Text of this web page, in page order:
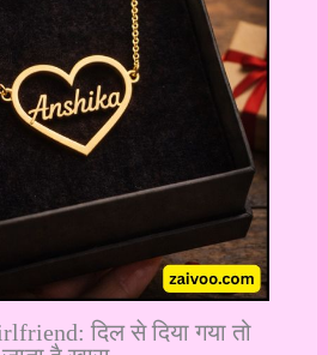
दिल से दिया गया तो